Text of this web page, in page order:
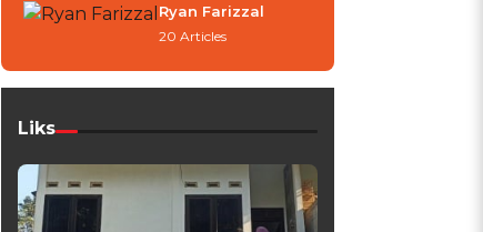
Ryan Farizzal
20 Articles
Liks